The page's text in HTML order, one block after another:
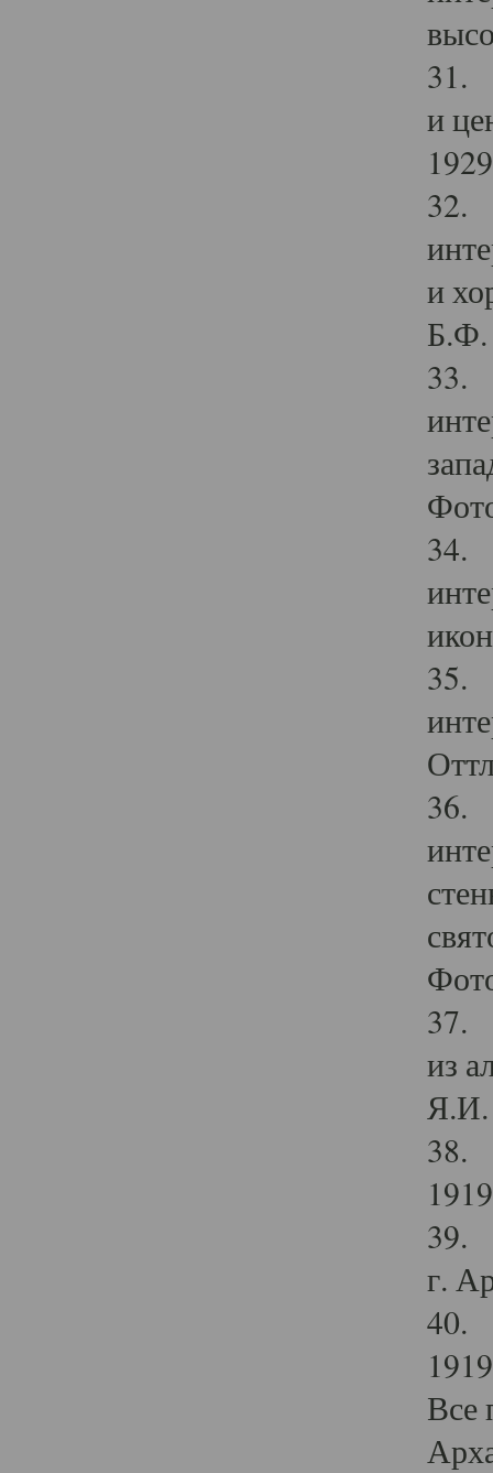
31.
и
32.
и
Б.Ф.
33.
34.
35.
36.
37.
из
Я.И.
38.
39.
г.
40.
Все